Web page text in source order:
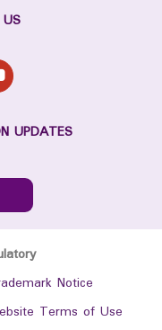
UPDATES
Notice
Terms of Use